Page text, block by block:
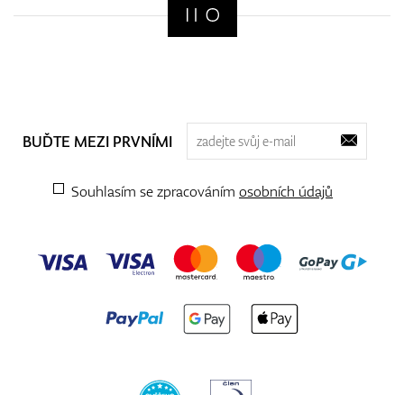
BUĎTE MEZI PRVNÍMI
Souhlasím se zpracováním osobních údajů